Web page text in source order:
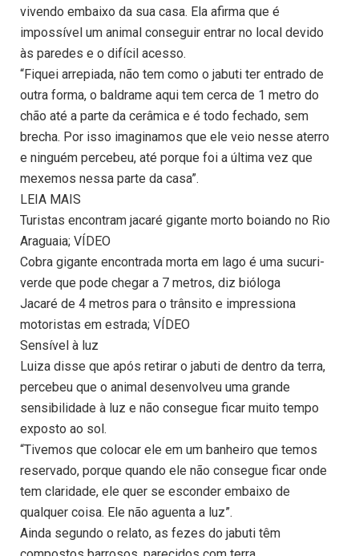
vivendo embaixo da sua casa. Ela afirma que é
impossível um animal conseguir entrar no local devido
às paredes e o difícil acesso.
“Fiquei arrepiada, não tem como o jabuti ter entrado de
outra forma, o baldrame aqui tem cerca de 1 metro do
chão até a parte da cerâmica e é todo fechado, sem
brecha. Por isso imaginamos que ele veio nesse aterro
e ninguém percebeu, até porque foi a última vez que
mexemos nessa parte da casa”.
LEIA MAIS
Turistas encontram jacaré gigante morto boiando no Rio
Araguaia; VÍDEO
Cobra gigante encontrada morta em lago é uma sucuri-
verde que pode chegar a 7 metros, diz bióloga
Jacaré de 4 metros para o trânsito e impressiona
motoristas em estrada; VÍDEO
Sensível à luz
Luiza disse que após retirar o jabuti de dentro da terra,
percebeu que o animal desenvolveu uma grande
sensibilidade à luz e não consegue ficar muito tempo
exposto ao sol.
“Tivemos que colocar ele em um banheiro que temos
reservado, porque quando ele não consegue ficar onde
tem claridade, ele quer se esconder embaixo de
qualquer coisa. Ele não aguenta a luz”.
Ainda segundo o relato, as fezes do jabuti têm